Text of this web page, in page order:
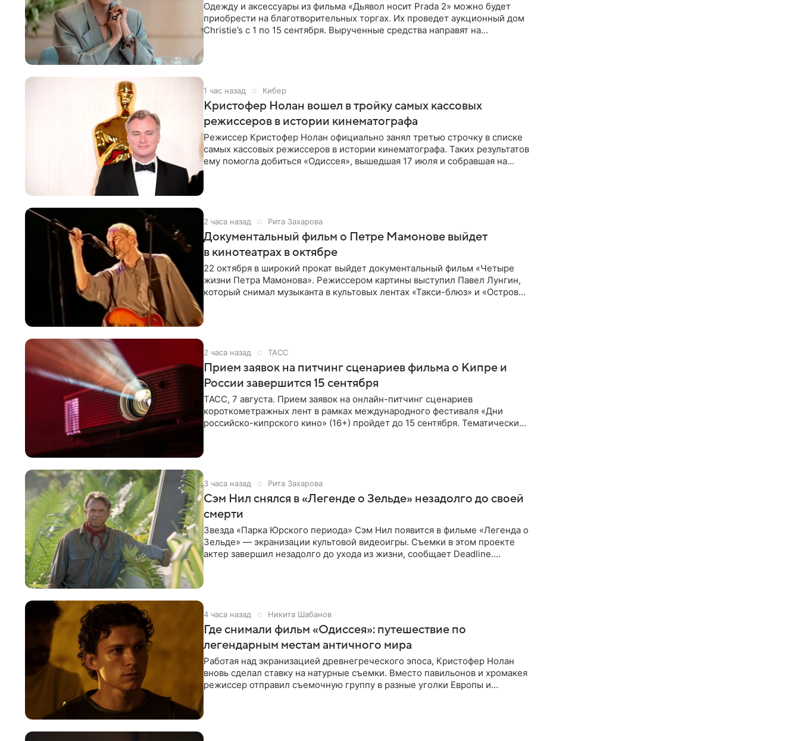
Одежду и аксессуары из фильма «Дьявол носит Prada 2» можно будет
приобрести на благотворительных торгах. Их проведет аукционный дом
Christie’s с 1 по 15 сентября. Вырученные средства направят на
1 час назад Кибер
Кристофер Нолан вошел в тройку самых кассовых
режиссеров в истории кинематографа
Режиссер Кристофер Нолан официально занял третью строчку в списке
самых кассовых режиссеров в истории кинематографа. Таких результатов
ему помогла добиться «Одиссея», вышедшая 17 июля и собравшая на
2 часа назад Рита Захарова
Документальный фильм о Петре Мамонове выйдет
в кинотеатрах в октябре
22 октября в широкий прокат выйдет документальный фильм «Четыре
жизни Петра Мамонова». Режиссером картины выступил Павел Лунгин,
который снимал музыканта в культовых лентах «Такси-блюз» и «Остров».
2 часа назад ТАСС
Прием заявок на питчинг сценариев фильма о Кипре и
России завершится 15 сентября
ТАСС, 7 августа. Прием заявок на онлайн-питчинг сценариев
короткометражных лент в рамках международного фестиваля «Дни
российско-кипрского кино» (16+) пройдет до 15 сентября. Тематически
3 часа назад Рита Захарова
Сэм Нил снялся в «Легенде о Зельде» незадолго до своей
смерти
Звезда «Парка Юрского периода» Сэм Нил появится в фильме «Легенда о
Зельде» — экранизации культовой видеоигры. Съемки в этом проекте
актер завершил незадолго до ухода из жизни, сообщает Deadline.
4 часа назад Никита Шабанов
Где снимали фильм «Одиссея»: путешествие по
легендарным местам античного мира
Работая над экранизацией древнегреческого эпоса, Кристофер Нолан
вновь сделал ставку на натурные съемки. Вместо павильонов и хромакея
режиссер отправил съемочную группу в разные уголки Европы и